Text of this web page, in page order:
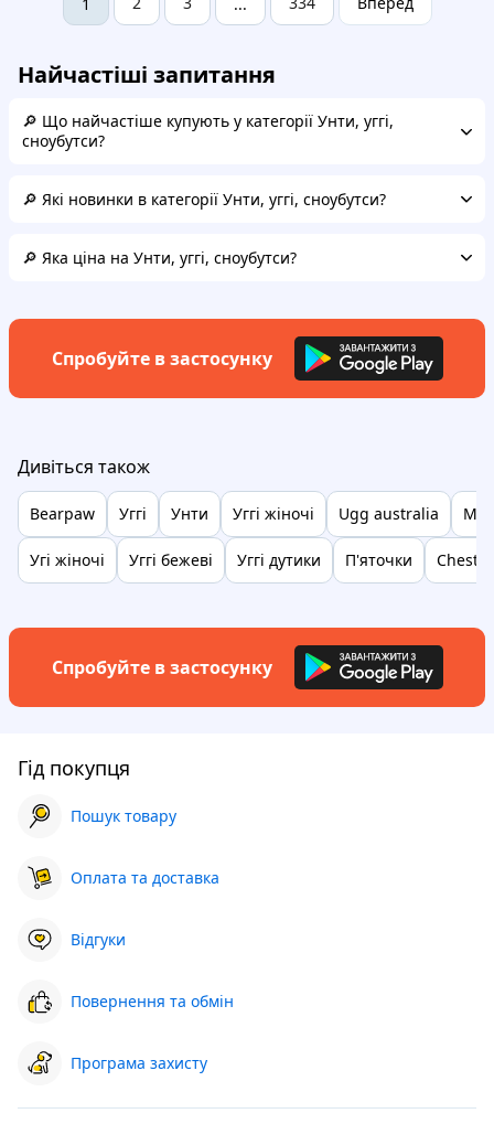
Найчастіші запитання
🔎 Що найчастіше купують у категорії Унти, уггі,
сноубутси?
🔎 Які новинки в категорії Унти, уггі, сноубутси?
🔎 Яка ціна на Унти, уггі, сноубутси?
Спробуйте в застосунку
Дивіться також
Bearpaw Уггі Унти Уггі жіночі Ugg australia
Угі жіночі Уггі бежеві Уггі дутики П'яточки
Спробуйте в застосунку
Гід покупця
Пошук товару
Оплата та доставка
Відгуки
Повернення та обмін
Програма захисту